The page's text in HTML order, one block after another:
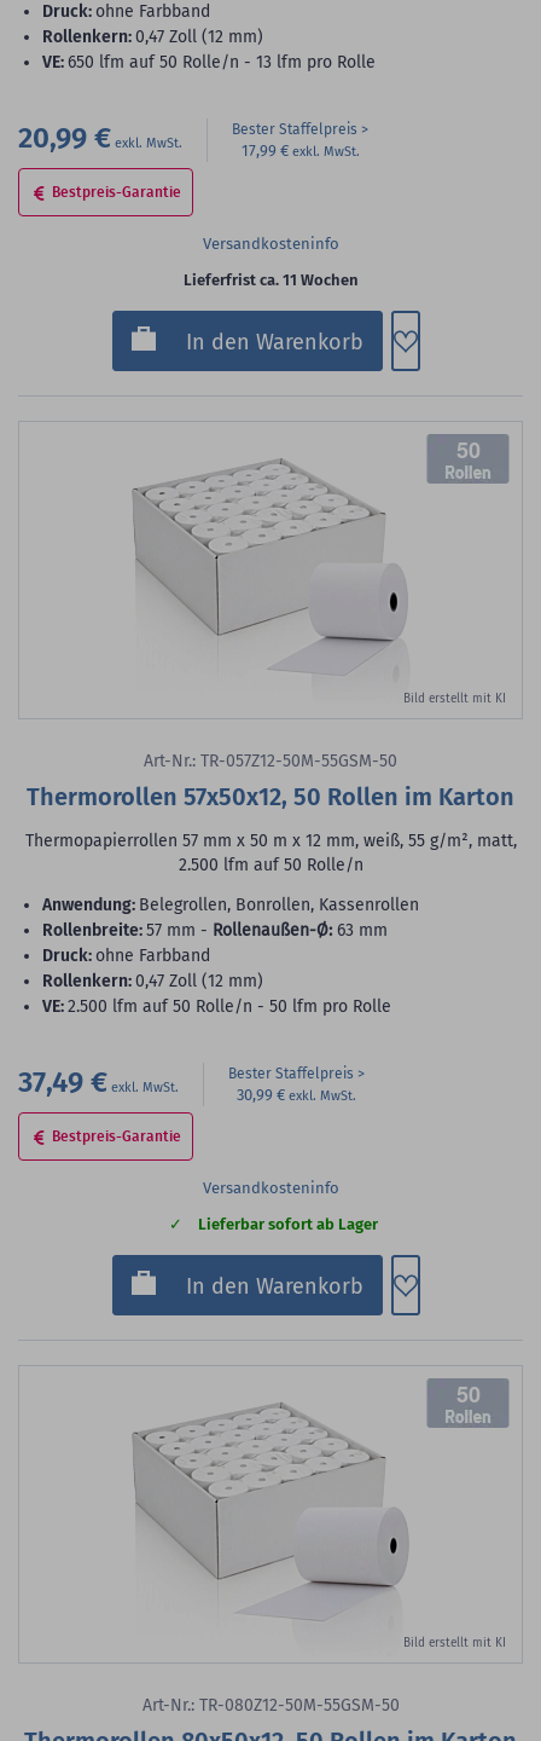
Druck: ohne Farbband
Rollenkern:0,47 Zoll (12 mm)
VE:650 lfm auf 50 Rolle/n - 13 lfm pro Rolle
20,99 € Bester Staffelpreis
17,99 €
Bestpreis-Garantie
Versandkosteninfo
Lieferfrist ca. 11 Wochen
In den Warenkorb Zum
50
Bild erstellt mit KI
Art-Nr.: TR-057Z12-50M-55GSM-50
Thermorollen 57x50x12, 50 Rollen im Karton
Thermopapierrollen 57 mm x 50 m x 12 mm, weiß, 55 g/m², matt,
2.500 lfm auf 50 Rolle/n
Anwendung: Belegrollen, Bonrollen, Kassenrollen
Rollenbreite:57 mm - Rollenaußen-Ø: 63 mm
Druck: ohne Farbband
Rollenkern:0,47 Zoll (12 mm)
VE:2.500 lfm auf 50 Rolle/n - 50 lfm pro Rolle
37,49 € Bester Staffelpreis
30,99 €
Bestpreis-Garantie
Versandkosteninfo
Lieferbar sofort ab Lager
In den Warenkorb Zum
50
Bild erstellt mit KI
Art-Nr.: TR-080Z12-50M-55GSM-50